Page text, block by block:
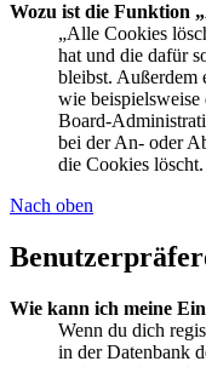
Wozu ist die Funktion
„Alle Cookies
hat und die dafür
bleibst. Außerdem
wie beispielsweise
Board-
bei der An- oder
die Cookies löscht.
Nach oben
Wie kann ich meine
Wenn du dich
in der Datenbank